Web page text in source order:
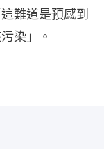
難道是預感到
染」。